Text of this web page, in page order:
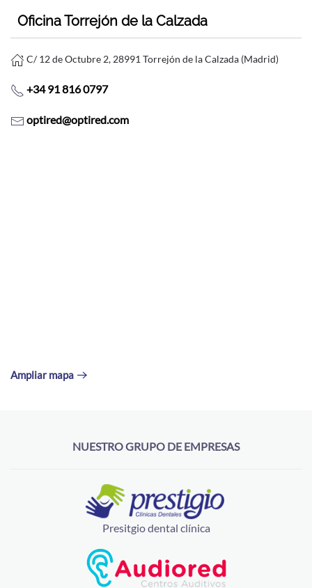
Oficina Torrejón de la Calzada
C/ 12 de Octubre 2, 28991 Torrejón de la Calzada (Madrid)
+34 91 816 0797
optired@optired.com
Ampliar mapa
NUESTRO GRUPO DE EMPRESAS
Presitgio dental clínica